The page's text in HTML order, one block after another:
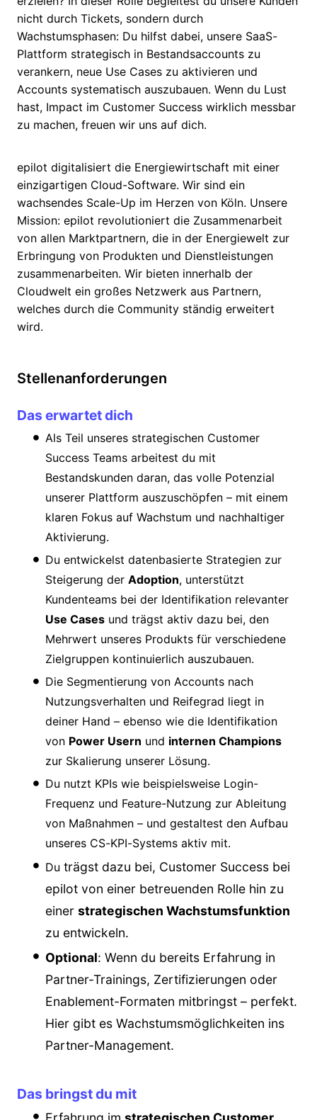
nicht durch Tickets, sondern durch
Wachstumsphasen: Du hilfst dabei, unsere SaaS-
Plattform strategisch in Bestandsaccounts zu
verankern, neue Use Cases zu aktivieren und
Accounts systematisch auszubauen. Wenn du Lust
hast, Impact im Customer Success wirklich messbar
zu machen, freuen wir uns auf dich.
epilot digitalisiert die Energiewirtschaft mit einer
einzigartigen Cloud-Software. Wir sind ein
wachsendes Scale-Up im Herzen von Köln. Unsere
Mission: epilot revolutioniert die Zusammenarbeit
von allen Marktpartnern, die in der Energiewelt zur
Erbringung von Produkten und Dienstleistungen
zusammenarbeiten. Wir bieten innerhalb der
Cloudwelt ein großes Netzwerk aus Partnern,
welches durch die Community ständig erweitert
wird.
Stellenanforderungen
Das erwartet dich
Als Teil unseres strategischen Customer
Success Teams arbeitest du mit
Bestandskunden daran, das volle Potenzial
unserer Plattform auszuschöpfen – mit einem
klaren Fokus auf Wachstum und nachhaltiger
Aktivierung.
Du entwickelst datenbasierte Strategien zur
Steigerung der Adoption, unterstützt
Kundenteams bei der Identifikation relevanter
Use Cases und trägst aktiv dazu bei, den
Mehrwert unseres Produkts für verschiedene
Zielgruppen kontinuierlich auszubauen.
Die Segmentierung von Accounts nach
Nutzungsverhalten und Reifegrad liegt in
deiner Hand – ebenso wie die Identifikation
von Power Usern und internen Champions
zur Skalierung unserer Lösung.
Du nutzt KPIs wie beispielsweise Login-
Frequenz und Feature-Nutzung zur Ableitung
von Maßnahmen – und gestaltest den Aufbau
unseres CS-KPI-Systems aktiv mit.
Du trägst dazu bei, Customer Success bei
epilot von einer betreuenden Rolle hin zu
einer strategischen Wachstumsfunktion
zu entwickeln.
Optional: Wenn du bereits Erfahrung in
Partner-Trainings, Zertifizierungen oder
Enablement-Formaten mitbringst – perfekt.
Hier gibt es Wachstumsmöglichkeiten ins
Partner-Management.
Das bringst du mit